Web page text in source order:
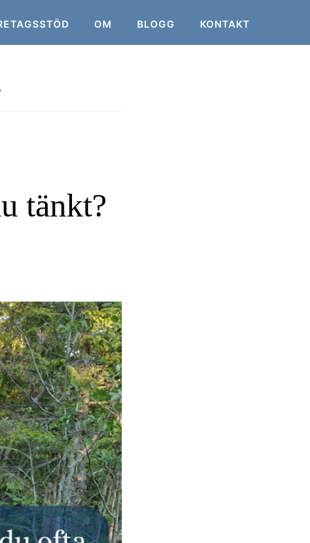
OM BLOGG KONTAKT
tänkt?